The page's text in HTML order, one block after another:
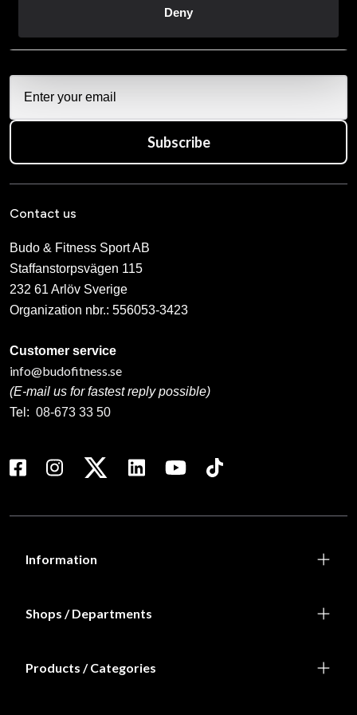
Deny
När du prenumererar på vårt nyhetsbrev godkänner du
vårIntegritetspolicy.
Subscribe
Contact us
Budo & Fitness Sport AB
Staffanstorpsvägen 115
232 61 Arlöv Sverige
Organization nbr.: 556053-3423
Customer service
info@budofitness.se
(E-mail us for fastest reply possible)
Tel: 08-673 33 50
Information
Shops / Departments
Products / Categories